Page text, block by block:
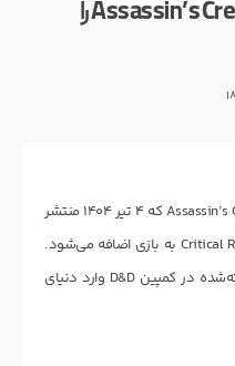
متحد جدید Assassin’s Creed Shadows را
در بسته داستانی جدید Assassin’s Creed Shadows که ۴ تیر ۱۴۰۴ منتشر
می‌شود، شخصیت روفینو از دنیای Critical Role به بازی اضافه می‌شود.
این اولین‌بار است که یک کاراکتر ساخته‌شده در کمپین D&D وارد دنیای